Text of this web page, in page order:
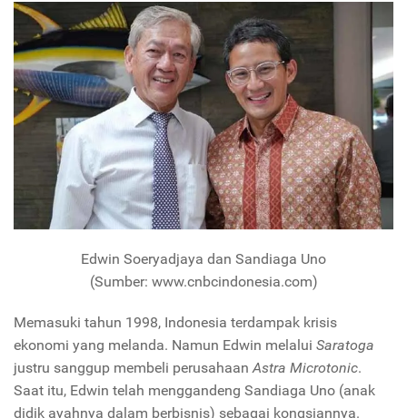
Edwin Soeryadjaya dan Sandiaga Uno
(Sumber: www.cnbcindonesia.com)
Memasuki tahun 1998, Indonesia terdampak krisis
ekonomi yang melanda. Namun Edwin melalui Saratoga
justru sanggup membeli perusahaanAstra Microtonic.
Saat itu, Edwin telah menggandeng Sandiaga Uno (anak
didik ayahnya dalam berbisnis) sebagai kongsiannya.